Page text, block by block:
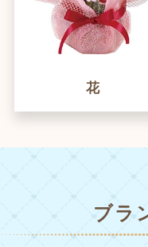
花
ブラ